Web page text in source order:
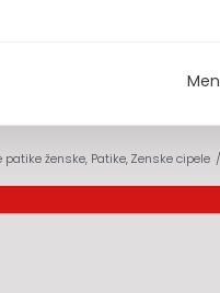
Men
patike ženske Patike Zenske cipele